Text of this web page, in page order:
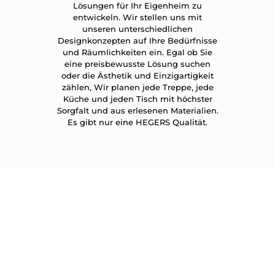
Lösungen für Ihr Eigenheim zu
entwickeln. Wir stellen uns mit
unseren unterschiedlichen
Designkonzepten auf Ihre Bedürfnisse
und Räumlichkeiten ein. Egal ob Sie
eine preisbewusste Lösung suchen
oder die Ästhetik und Einzigartigkeit
zählen, Wir planen jede Treppe, jede
Küche und jeden Tisch mit höchster
Sorgfalt und aus erlesenen Materialien.
Es gibt nur eine HEGERS Qualität.